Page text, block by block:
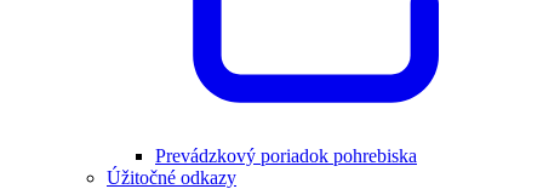
Prevádzkový poriadok pohrebiska
Úžitočné odkazy